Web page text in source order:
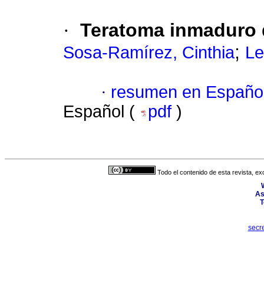
· Teratoma
Sosa-Ramírez, Cinthia;
· resumen en
Español (
pdf )
Todo el contenido de esta revista,